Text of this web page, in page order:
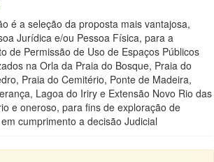
é a seleção da proposta mais vantajosa,
Jurídica e/ou Pessoa Física, para a
de Permissão de Uso de Espaços Públicos
na Orla da Praia do Bosque, Praia do
Praia do Cemitério, Ponte de Madeira,
Lagoa do Iriry e Extensão Novo Rio das
e oneroso, para fins de exploração de
cumprimento a decisão Judicial